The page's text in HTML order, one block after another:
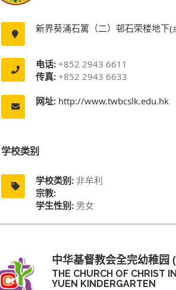
新界葵涌石篱（二）邨石荣楼地下(
电话: +852 2943 6611
传真: +852 2943 6633
网址: http://www.twbcslk.edu.hk
学校类别
学校类别: 非牟利
宗教:
学生性别: 男女
中华基督教会全完幼稚园
THE CHURCH OF CHRIST
YUEN KINDERGARTEN